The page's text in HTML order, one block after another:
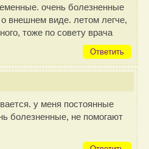
очень болезненные
внешнем виде. летом легче,
тоже по совету врача
Ответить
у меня постоянные
болезненные, не помогают